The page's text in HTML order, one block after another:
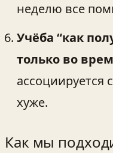
неделю все
Учёба “как
только во
ассоциируется
хуже.
Как мы